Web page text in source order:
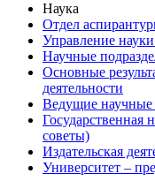
Наука
Отдел
Управление
Научные
Основные
деятельности
Ведущие
Государственная
советы)
Издательская
Университет –